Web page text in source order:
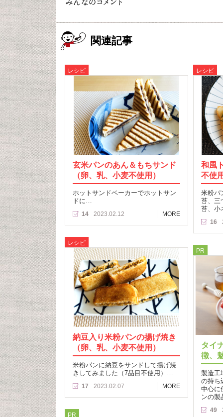
関連記事
レシピ
玄米パンのあん＆もちサンド
（卵、乳、小麦不使用）
ホットサンドベーカーでホットサン
ドに…
14 2023.02.12 MORE
レシピ
和風
不使
米粉パ
苔、三
苔、小
16
レシピ
納豆入り米粉パンの揚げ焼き
（卵、乳、小麦不使用）
米粉パンに納豆をサンドして揚げ焼
きしてみました（7品目不使用）…
17 2023.02.07 MORE
PR
タイ
徴、
製造工
の持ち
中心に
ンの
49
PR